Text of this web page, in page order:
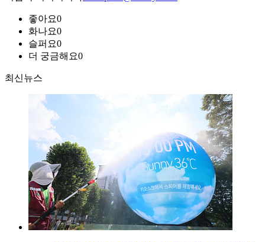
좋아요0
화나요0
슬퍼요0
더 궁금해요0
최신뉴스